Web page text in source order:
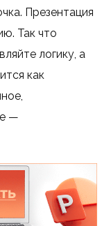
Презентация
Так что
логику, а
как
—